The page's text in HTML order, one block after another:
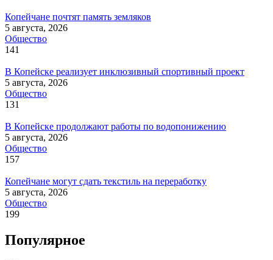
Копейчане почтят память земляков
5 августа, 2026
Общество
141
В Копейске реализует инклюзивный спортивный проект
5 августа, 2026
Общество
131
В Копейске продолжают работы по водопонижению
5 августа, 2026
Общество
157
Копейчане могут сдать текстиль на переработку
5 августа, 2026
Общество
199
Популярное